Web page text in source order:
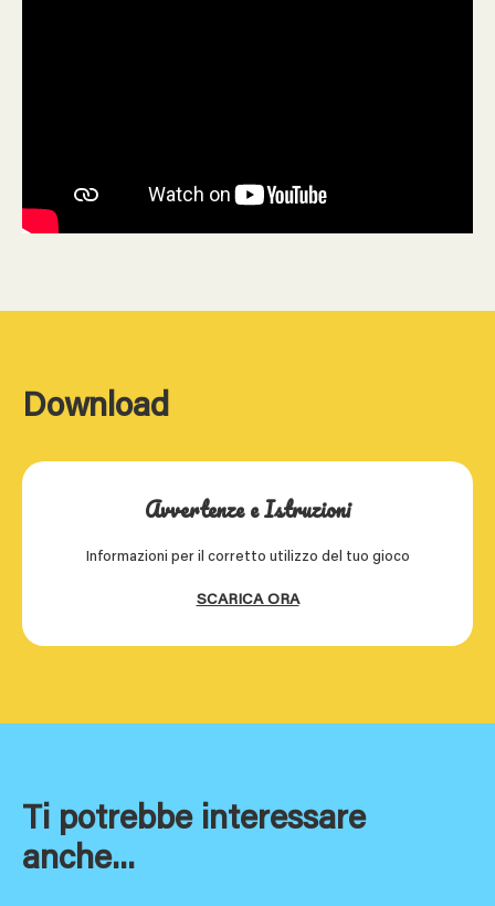
Download
Avvertenze e Istruzioni
Informazioni per il corretto utilizzo del tuo gioco
SCARICA ORA
Ti potrebbe interessare
anche...